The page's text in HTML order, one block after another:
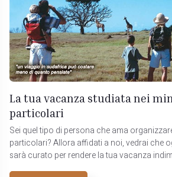
La tua vacanza studiata nei
particolari
Sei quel tipo di persona che ama
particolari? Allora affidati a noi, vedrai che
sarà curato per rendere la tua vacanza